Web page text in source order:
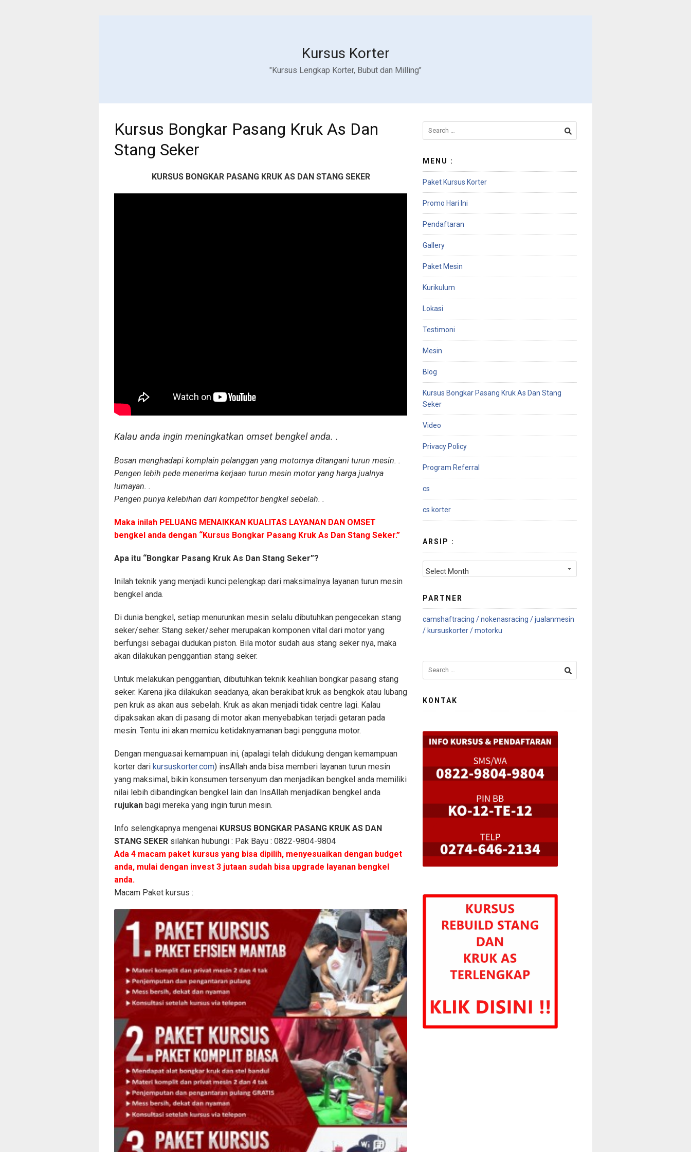
Kursus Korter
"Kursus Lengkap Korter, Bubut dan Milling"
Kursus Bongkar Pasang Kruk As Dan
Stang Seker
KURSUS BONGKAR PASANG KRUK AS DAN STANG SEKER
Kalau anda ingin meningkatkan omset bengkel anda. .
Bosan menghadapi komplain pelanggan yang motornya ditangani turun mesin. .
Pengen lebih pede menerima kerjaan turun mesin motor yang harga jualnya
lumayan. .
Pengen punya kelebihan dari kompetitor bengkel sebelah. .
Maka inilah PELUANG MENAIKKAN KUALITAS LAYANAN DAN OMSET
bengkel anda dengan “Kursus Bongkar Pasang Kruk As Dan Stang Seker.”
Apa itu “Bongkar Pasang Kruk As Dan Stang Seker”?
Inilah teknik yang menjadi kunci pelengkap dari maksimalnya layanan turun mesin
bengkel anda.
Di dunia bengkel, setiap menurunkan mesin selalu dibutuhkan pengecekan stang
seker/seher. Stang seker/seher merupakan komponen vital dari motor yang
berfungsi sebagai dudukan piston. Bila motor sudah aus stang seker nya, maka
akan dilakukan penggantian stang seker.
Untuk melakukan penggantian, dibutuhkan teknik keahlian bongkar pasang stang
seker. Karena jika dilakukan seadanya, akan berakibat kruk as bengkok atau lubang
pen kruk as akan aus sebelah. Kruk as akan menjadi tidak centre lagi. Kalau
dipaksakan akan di pasang di motor akan menyebabkan terjadi getaran pada
mesin. Tentu ini akan memicu ketidaknyamanan bagi pengguna motor.
Dengan menguasai kemampuan ini, (apalagi telah didukung dengan kemampuan
korter dari kursuskorter.com) insAllah anda bisa memberi layanan turun mesin
yang maksimal, bikin konsumen tersenyum dan menjadikan bengkel anda memiliki
nilai lebih dibandingkan bengkel lain dan InsAllah menjadikan bengkel anda
rujukan bagi mereka yang ingin turun mesin.
Info selengkapnya mengenai KURSUS BONGKAR PASANG KRUK AS DAN
STANG SEKER silahkan hubungi : Pak Bayu : 0822-9804-9804
Ada 4 macam paket kursus yang bisa dipilih, menyesuaikan dengan budget
anda, mulai dengan invest 3 jutaan sudah bisa upgrade layanan bengkel
anda.
Macam Paket kursus :
MENU :
Paket Kursus Korter
Promo Hari Ini
Pendaftaran
Gallery
Paket Mesin
Kurikulum
Lokasi
Testimoni
Mesin
Blog
Kursus Bongkar Pasang Kruk As Dan Stang
Seker
Video
Privacy Policy
Program Referral
cs
cs korter
ARSIP :
PARTNER
camshaftracing /nokenasracing /jualanmesin
/ kursuskorter /motorku
KONTAK